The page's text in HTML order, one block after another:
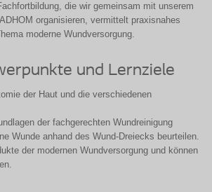
die wir gemeinsam mit unserem
organisieren, vermittelt praxisnahes
moderne Wundversorgung.
und Lernziele
der Haut und die verschiedenen
der fachgerechten Wundreinigung
Wunde anhand des Wund-Dreiecks beurteilen.
der modernen Wundversorgung und können